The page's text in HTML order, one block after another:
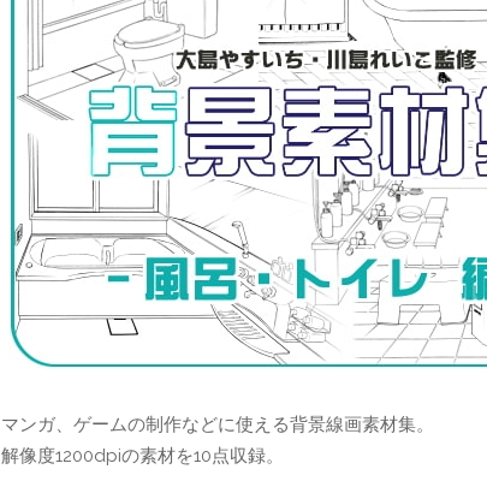
マンガ、ゲームの制作などに使える背景線画素材集。
解像度1200dpiの素材を10点収録。